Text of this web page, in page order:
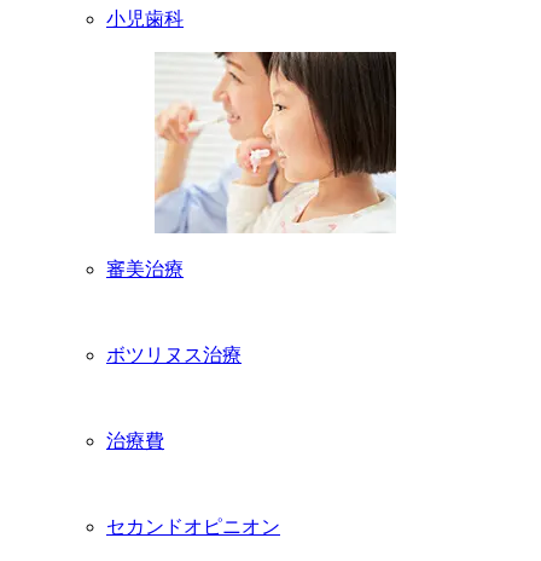
小児歯科
審美治療
ボツリヌス治療
治療費
セカンドオピニオン